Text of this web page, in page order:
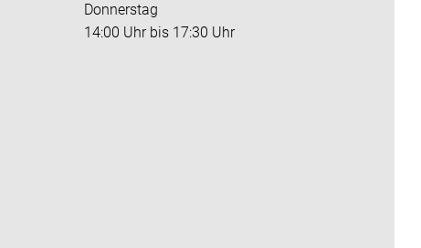
Donnerstag
14:00 Uhr bis 17:30 Uhr